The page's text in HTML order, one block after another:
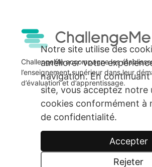
ChallengeMe accompagne les
l’enseignement supérieur dans leur
d’évaluation et d’apprentissage.
Notre site utilise des
améliorer votre
navigation. En
site, vous acceptez notre
cookies conformément à
de confidentialité.
Accepter
Rejeter